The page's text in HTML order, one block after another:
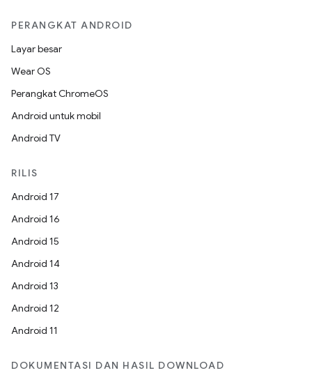
PERANGKAT ANDROID
Layar besar
Wear OS
Perangkat ChromeOS
Android untuk mobil
Android TV
RILIS
Android 17
Android 16
Android 15
Android 14
Android 13
Android 12
Android 11
DOKUMENTASI DAN HASIL DOWNLOAD